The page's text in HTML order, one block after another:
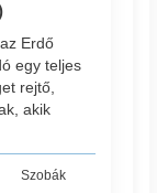
Erdő
egy teljes
rejtő,
akik
Szobák